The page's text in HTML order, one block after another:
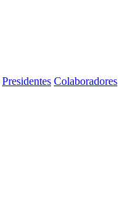
Presidentes Colaboradores